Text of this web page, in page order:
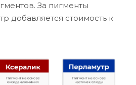
За пигменты
добавляется стоимость к